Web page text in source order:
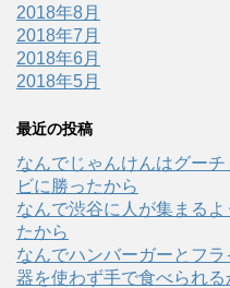
2018年8月
2018年7月
2018年6月
2018年5月
最近の投稿
なんでじゃんけんはグー
ビに勝ったから
なんで渋谷に人が集まる
たから
なんでハンバーガーとフ
器を使わず手で食べられる